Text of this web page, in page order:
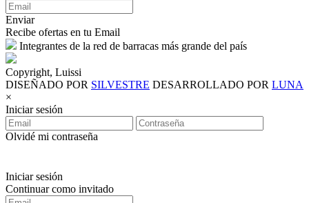
Enviar
Recibe ofertas en tu Email
Integrantes de la red de barracas más grande del país
Copyright, Luissi
DISEÑADO POR SILVESTRE DESARROLLADO POR LUNA
×
Iniciar sesión
Olvidé mi contraseña
Iniciar sesión
Continuar como invitado